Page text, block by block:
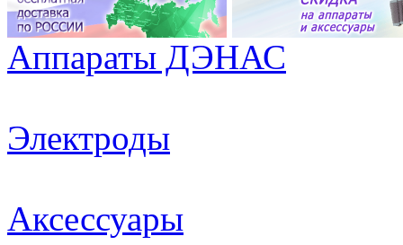
Аппараты ДЭНАС
Электроды
Аксессуары